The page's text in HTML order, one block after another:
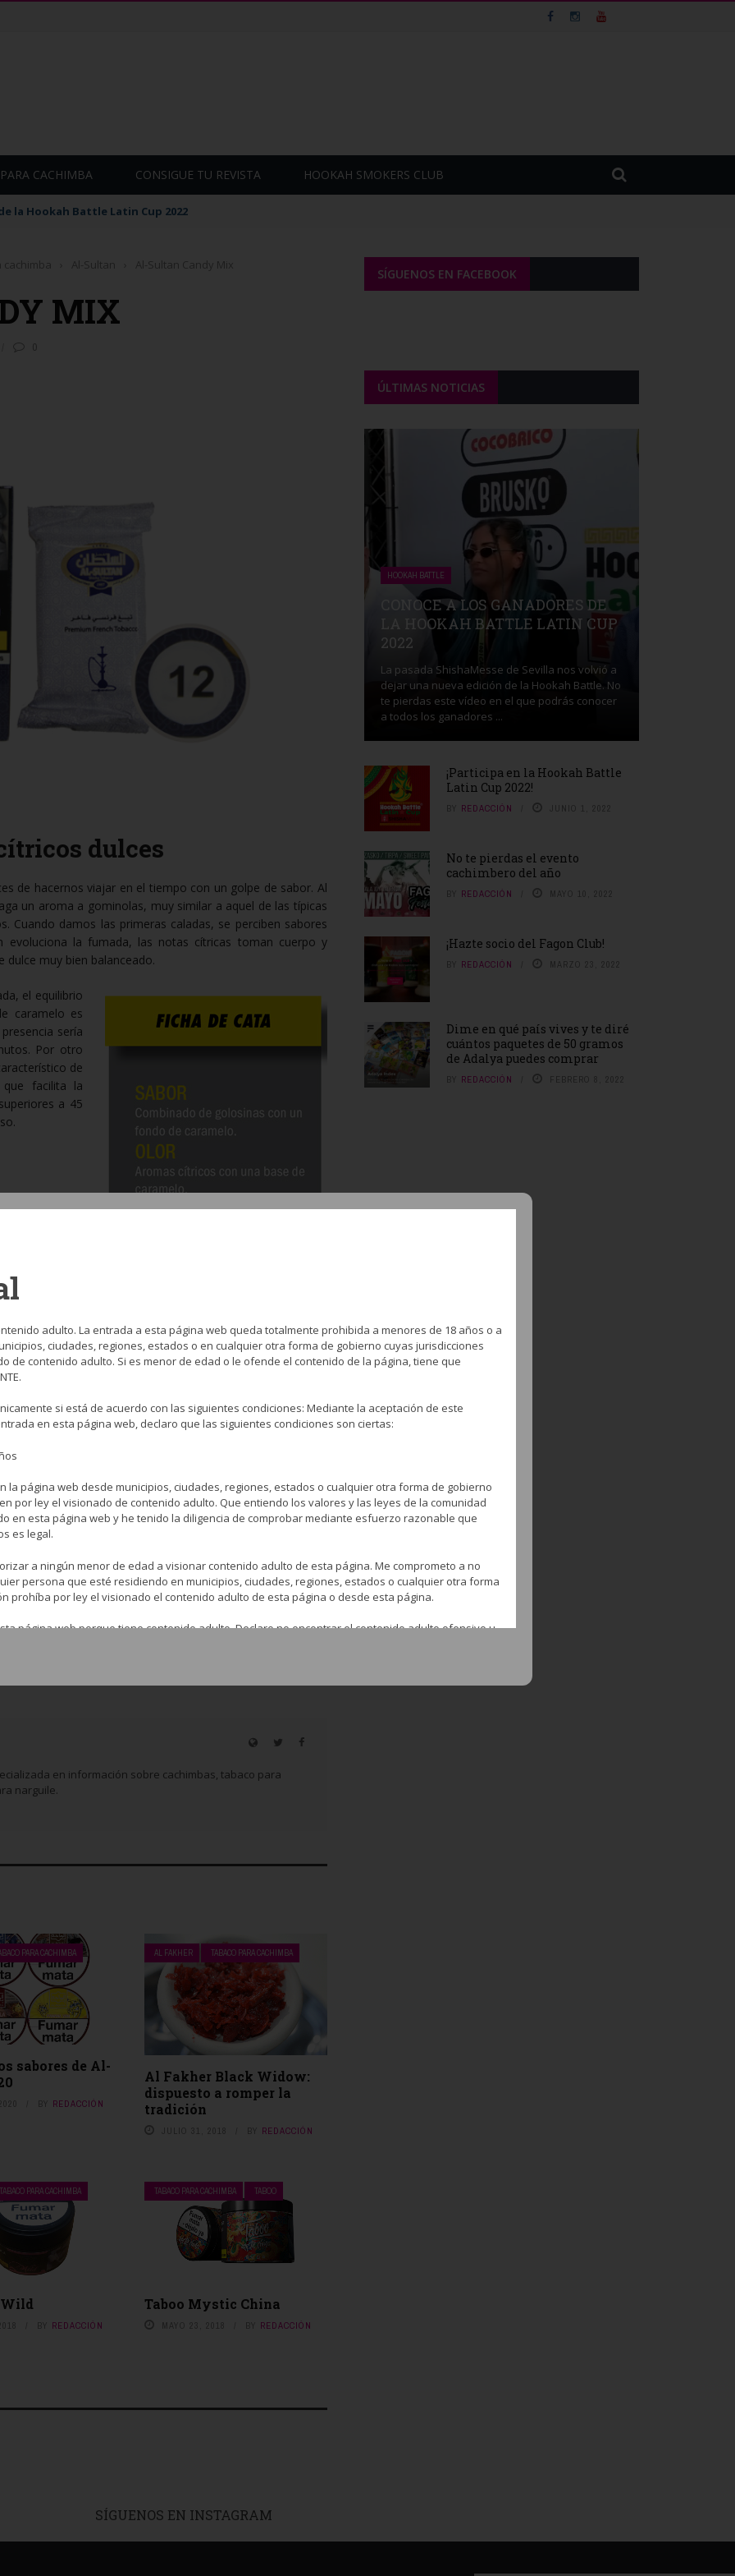
CACHIMBA CONSIGUE TU REVISTA HOOKAH SMOKERS CLUB
la Hookah Battle Latin Cup 2022
Al-Sultan Al-Sultan Candy Mix
MIX
0
dulces
de hacernos viajar en el tiempo con un golpe de sabor. Al
un aroma a gominolas, muy similar a aquel de las típicas
Cuando damos las primeras caladas, se perciben sabores
evoluciona la fumada, las notas cítricas toman cuerpo y
dulce muy bien balanceado.
el equilibrio
caramelo es
sería
Por otro
de
facilita la
a 45
desde
en los
la cachimba.
de cartón
permite un
Next Article
Amazon Hookah: lujo brasileño para
en información sobre cachimbas, tabaco para
narguile.
PARA CACHIMBA
sabores de Al-
BY REDACCIÓN
AL FAKHER TABACO PARA CACHIMBA
Al Fakher Black Widow:
dispuesto a romper la
tradición
JULIO 31, 2018 BY REDACCIÓN
TABACO PARA CACHIMBA
BY REDACCIÓN
TABACO PARA CACHIMBA TABOO
Taboo Mystic China
MAYO 23, 2018 BY REDACCIÓN
SÍGUENOS EN FACEBOOK
ÚLTIMAS NOTICIAS
HOOKAH BATTLE
CONOCE A LOS GANADORES DE
LA HOOKAH BATTLE LATIN CUP
2022
La pasada ShishaMesse de Sevilla nos volvió a
dejar una nueva edición de la Hookah Battle. No
te pierdas este vídeo en el que podrás conocer
a todos los ganadores ...
¡Participa en la Hookah Battle
Latin Cup 2022!
BY REDACCIÓN JUNIO 1, 2022
No te pierdas el evento
cachimbero del año
BY REDACCIÓN MAYO 10, 2022
¡Hazte socio del Fagon Club!
BY REDACCIÓN
Dime en qué país vives y te diré
cuántos paquetes de 50 gramos
de Adalya puedes comprar
BY REDACCIÓN
SÍGUENOS EN INSTAGRAM
adulto. La entrada a esta página web queda totalmente prohibida a menores de 18 años o a
ciudades, regiones, estados o en cualquier otra forma de gobierno cuyas jurisdicciones
de contenido adulto. Si es menor de edad o le ofende el contenido de la página, tiene que
si está de acuerdo con las siguientes condiciones: Mediante la aceptación de este
en esta página web, declaro que las siguientes condiciones son ciertas:
la página web desde municipios, ciudades, regiones, estados o cualquier otra forma de gobierno
por ley el visionado de contenido adulto. Que entiendo los valores y las leyes de la comunidad
en esta página web y he tenido la diligencia de comprobar mediante esfuerzo razonable que
es legal.
a ningún menor de edad a visionar contenido adulto de esta página. Me comprometo a no
persona que esté residiendo en municipios, ciudades, regiones, estados o cualquier otra forma
prohíba por ley el visionado el contenido adulto de esta página o desde esta página.
página web porque tiene contenido adulto. Declaro no encontrar el contenido adulto ofensivo u
tengo el derecho a elegir lo que veo y lo que leo y estoy eligiendo entrar en esta página para
transferiré, distribuiré, publicaré, modificaré o usaré para cualquier fin comercial o no el
incluido el subyacente código de fuente HTML, sin el permiso del propietario del material por
o el acceso directo a través de esta página web a otras constituirá una aceptación implícita del
tipo de leyes.
entiendo que estoy legalmente obligado a cumplirlo.